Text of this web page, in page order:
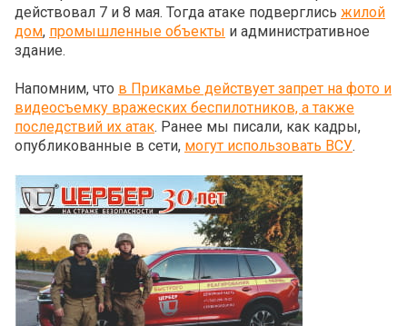
действовал 7 и 8 мая. Тогда атаке подверглись жилой
дом, промышленные объекты и административное
здание.
Напомним, что в Прикамье действует запрет на фото и
видеосъемку вражеских беспилотников, а также
последствий их атак. Ранее мы писали, как кадры,
опубликованные в сети, могут использовать ВСУ.